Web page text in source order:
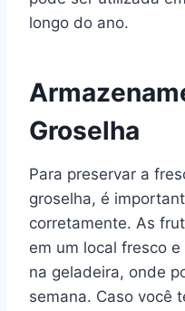
longo do ano.
Groselha
Para preservar a
groselha, é
corretamente. As
em um local fresco
na geladeira, onde
semana. Caso você